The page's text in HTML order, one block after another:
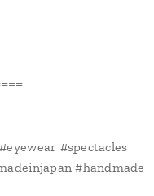
#spectacles
#handmade